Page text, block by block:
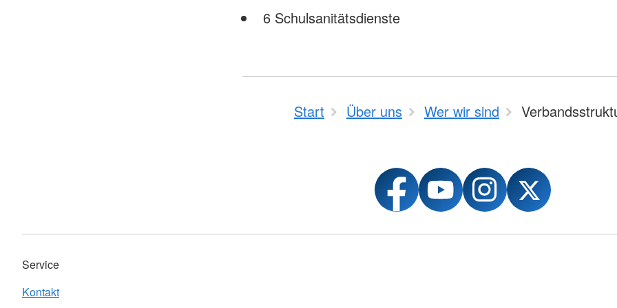
6 Schulsanitätsdienste
Start Über uns Wer wir sind
Service
Kontakt